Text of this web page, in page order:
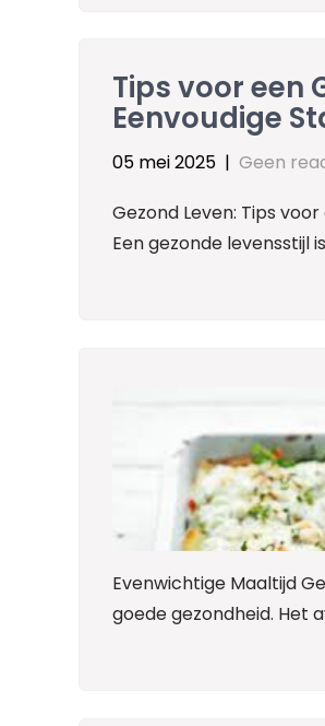
Tips voor een
Eenvoudige
05 mei 2025 | Geen
Gezond Leven: Tips
Een gezonde levensstijl
Evenwichtige Maaltijd
goede gezondheid. Het